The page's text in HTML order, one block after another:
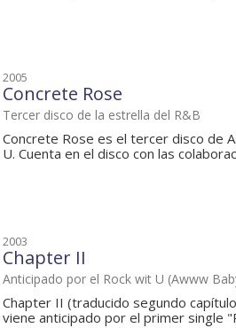
2005
Concrete Rose
Tercer disco de la estrella del R&B
Concrete Rose es el tercer disco de
U. Cuenta en el disco con las
2003
Chapter II
Anticipado por el Rock wit U (Awww
Chapter II (traducido segundo
viene anticipado por el primer single